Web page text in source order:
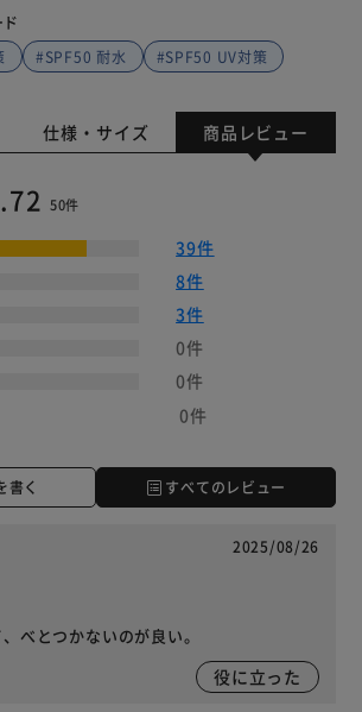
#SPF50 耐水 #SPF50 UV対策
仕様・サイズ 商品レビュー
50件
39件
8件
3件
0件
0件
0件
書く すべてのレビュー
2025/08/26
べとつかないのが良い。
役に立った